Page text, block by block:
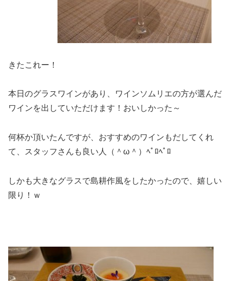
きたこれー！
本日のグラスワインがあり、ワインソムリエの方が選んだ
ワインを出していただけます！おいしかった～
何杯か頂いたんですが、おすすめのワインもだしてくれ
て、スタッフさんも良い人（＾ω＾）ﾍﾟﾛﾍﾟﾛ
しかも大きなグラスで島耕作風をしたかったので、嬉しい
限り！ｗ